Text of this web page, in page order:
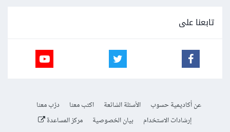
تابعنا على
عن أكاديمية حسوب الأسئلة الشائعة اكتب معنا
درّب معنا
إرشادات الاستخدام
بيان الخصوصية مركز المساعدة